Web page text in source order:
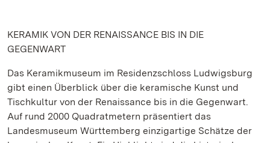
KERAMIK VON DER RENAISSANCE BIS IN DIE
GEGENWART
Das Keramikmuseum im Residenzschloss Ludwigsburg
gibt einen Überblick über die keramische Kunst und
Tischkultur von der Renaissance bis in die Gegenwart.
Auf rund 2000 Quadratmetern präsentiert das
Landesmuseum Württemberg einzigartige Schätze der